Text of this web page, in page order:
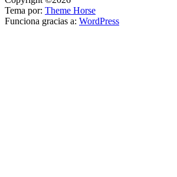
de
entradas
Tema por: Theme Horse
Funciona gracias a: WordPress